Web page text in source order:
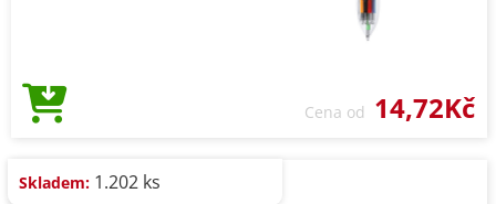
Cena od 14,72Kč
Skladem: 1.202 ks